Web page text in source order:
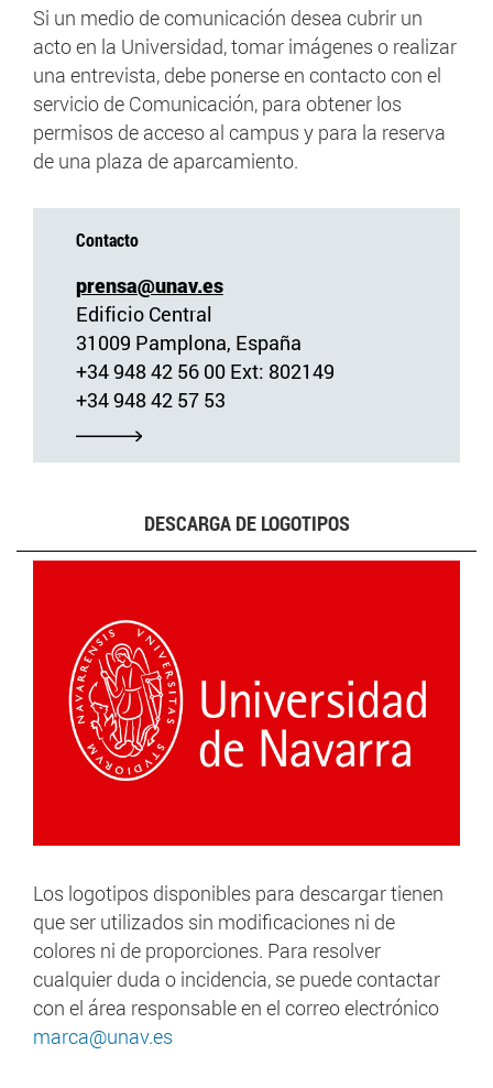
Si un medio de comunicación desea cubrir un
acto en la Universidad, tomar imágenes o realizar
una entrevista, debe ponerse en contacto con el
servicio de Comunicación, para obtener los
permisos de acceso al campus y para la reserva
de una plaza de aparcamiento.
Contacto
prensa@unav.es
Edificio Central
31009 Pamplona, España
+34 948 42 56 00 Ext: 802149
+34 948 42 57 53
DESCARGA DE LOGOTIPOS
Los logotipos disponibles para descargar tienen
que ser utilizados sin modificaciones ni de
colores ni de proporciones. Para resolver
cualquier duda o incidencia, se puede contactar
con el área responsable en el correo electrónico
marca@unav.es